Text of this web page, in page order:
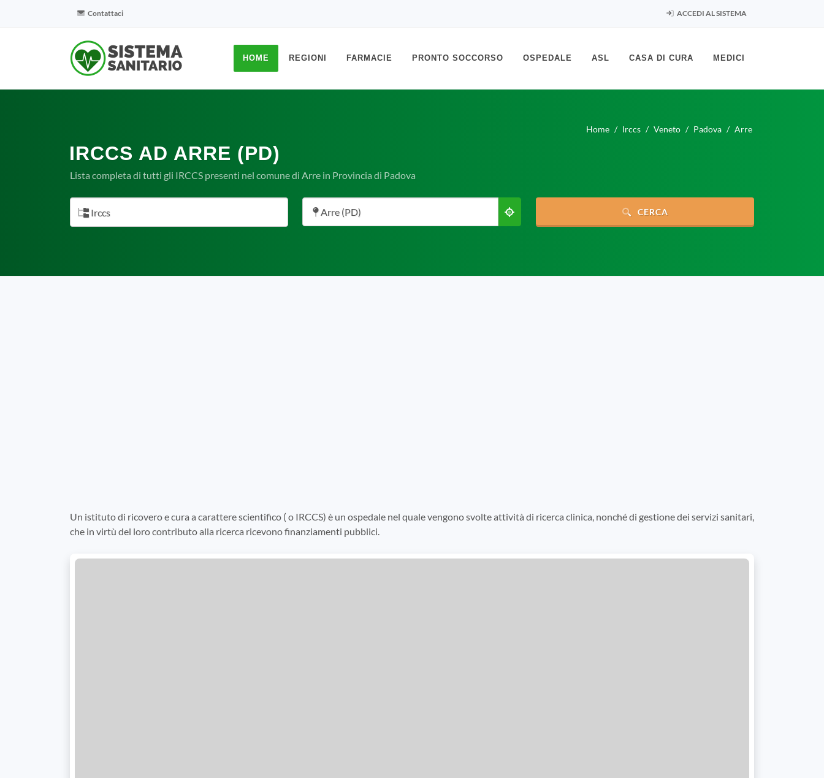
Contattaci ACCEDI AL SISTEMA
HOME REGIONI FARMACIE PRONTO SOCCORSO OSPEDALE ASL CASA DI CURA MEDICI
Home Irccs Veneto Padova Arre
IRCCS AD ARRE (PD)
Lista completa di tutti gli IRCCS presenti nel comune di Arre in Provincia di Padova
Irccs Arre (PD) CERCA
Un istituto di ricovero e cura a carattere scientifico ( o IRCCS) è un ospedale nel quale vengono svolte attività di ricerca clinica, nonché di gestione dei servizi sanitari,
che in virtù del loro contributo alla ricerca ricevono finanziamenti pubblici.